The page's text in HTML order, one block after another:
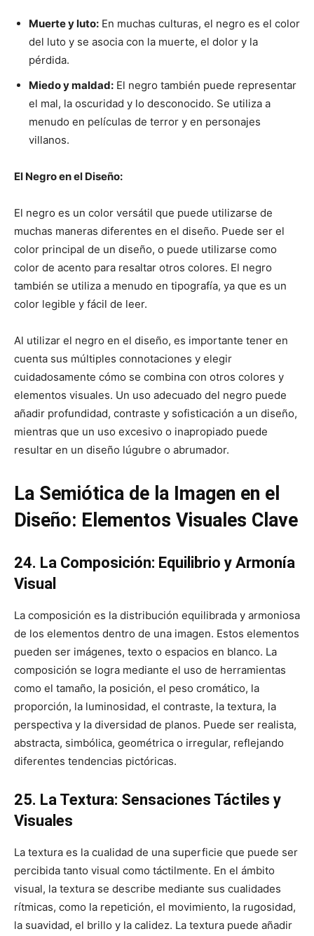
Muerte y luto: En muchas culturas, el negro es el color
del luto y se asocia con la muerte, el dolor y la
pérdida.
Miedo y maldad: El negro también puede representar
el mal, la oscuridad y lo desconocido. Se utiliza a
menudo en películas de terror y en personajes
villanos.
El Negro en el Diseño:
El negro es un color versátil que puede utilizarse de
muchas maneras diferentes en el diseño. Puede ser el
color principal de un diseño, o puede utilizarse como
color de acento para resaltar otros colores. El negro
también se utiliza a menudo en tipografía, ya que es un
color legible y fácil de leer.
Al utilizar el negro en el diseño, es importante tener en
cuenta sus múltiples connotaciones y elegir
cuidadosamente cómo se combina con otros colores y
elementos visuales. Un uso adecuado del negro puede
añadir profundidad, contraste y sofisticación a un diseño,
mientras que un uso excesivo o inapropiado puede
resultar en un diseño lúgubre o abrumador.
La Semiótica de la Imagen en el
Diseño: Elementos Visuales Clave
24. La Composición: Equilibrio y Armonía
Visual
La composición es la distribución equilibrada y armoniosa
de los elementos dentro de una imagen. Estos elementos
pueden ser imágenes, texto o espacios en blanco. La
composición se logra mediante el uso de herramientas
como el tamaño, la posición, el peso cromático, la
proporción, la luminosidad, el contraste, la textura, la
perspectiva y la diversidad de planos. Puede ser realista,
abstracta, simbólica, geométrica o irregular, reflejando
diferentes tendencias pictóricas.
25. La Textura: Sensaciones Táctiles y
Visuales
La textura es la cualidad de una superficie que puede ser
percibida tanto visual como táctilmente. En el ámbito
visual, la textura se describe mediante sus cualidades
rítmicas, como la repetición, el movimiento, la rugosidad,
la suavidad, el brillo y la calidez. La textura puede añadir